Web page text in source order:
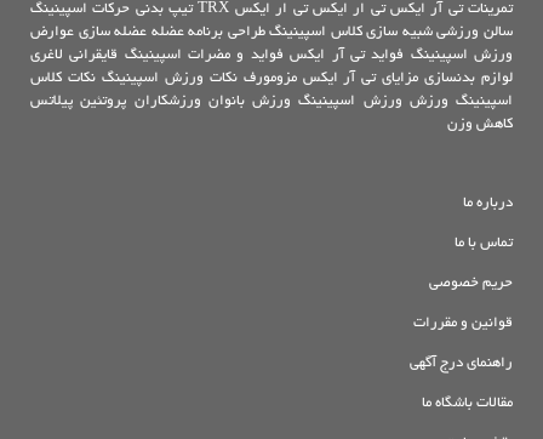
تمرینات تی آر ایکس تی ار ایکس تی ار ایکس TRX تیپ بدنی حرکات اسپینینگ
سالن ورزشی شبیه سازی کلاس اسپینینگ طراحی برنامه عضله عضله سازی عوارض
ورزش اسپینینگ فواید تی آر ایکس فواید و مضرات اسپینینگ قایقرانی لاغری
لوازم بدنسازی مزایای تی آر ایکس مزومورف نکات ورزش اسپینینگ نکات کلاس
اسپینینگ ورزش ورزش اسپینینگ ورزش بانوان ورزشکاران پروتئین پیلاتس
کاهش وزن
درباره ما
تماس با ما
حریم خصوصی
قوانین و مقررات
راهنمای درج آگهی
مقالات باشگاه ما